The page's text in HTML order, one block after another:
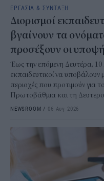
ΕΡΓΑΣΙΑ & ΣΥΝΤΑΞΗ
Διορισμοί
βγαίνουν τα
προσέξουν οι
Έως την επόμενη Δευτέρα,
εκπαιδευτικοί να
περιοχές που προτιμούν για
Πρωτοβάθμια και τη
NEWSROOM / 06 Αυγ 2026